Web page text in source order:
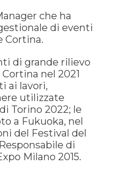
che ha
di eventi
Cortina.
di grande rilievo
nel 2021
ai lavori,
utilizzate
Torino 2022; le
a Fukuoka, nel
del Festival del
di
Milano 2015.